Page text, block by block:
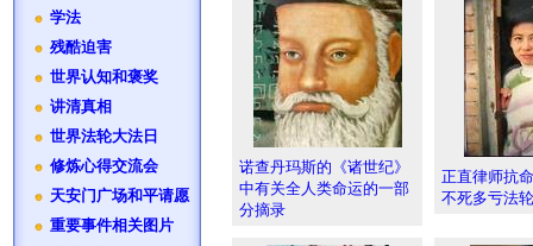
学法
残酷迫害
世界认知和褒奖
讲清真相
世界法轮大法日
修炼心得交流会
天安门广场和平请愿
重要事件相关图片
诺查丹玛斯的《诸世纪》
中有关全人类命运的一部
分摘录
正直律师抗
不死多亏法